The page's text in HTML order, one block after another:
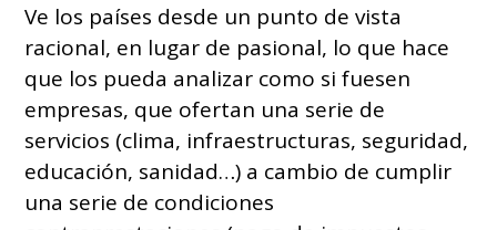
Ve los países desde un punto de vista
racional, en lugar de pasional, lo que hace
que los pueda analizar como si fuesen
empresas, que ofertan una serie de
servicios (clima, infraestructuras, seguridad,
educación, sanidad…) a cambio de cumplir
una serie de condiciones